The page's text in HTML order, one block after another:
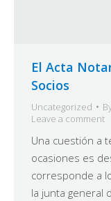
El Acta
Socios
Uncategorized
Leave a comment
Una cuestión a
ocasiones es
corresponde a
la junta general